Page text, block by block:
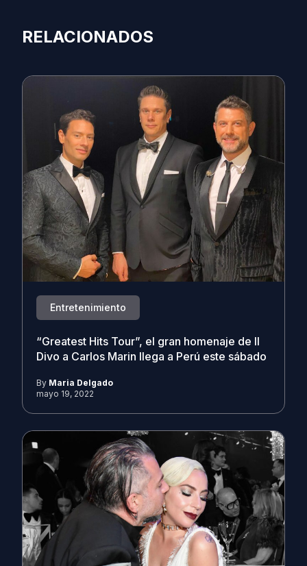
RELACIONADOS
Entretenimiento
“Greatest Hits Tour”, el gran homenaje de Il
Divo a Carlos Marin llega a Perú este sábado
By Maria Delgado
mayo 19, 2022